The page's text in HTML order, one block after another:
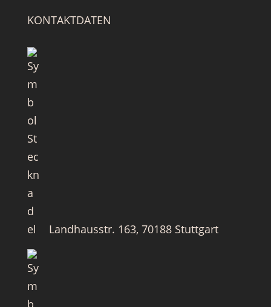
KONTAKTDATEN
Landhausstr. 163, 70188 Stuttgart